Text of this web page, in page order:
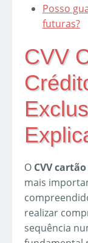
Posso
futuras?
CVV
O CVV
mais
realizar
sequência